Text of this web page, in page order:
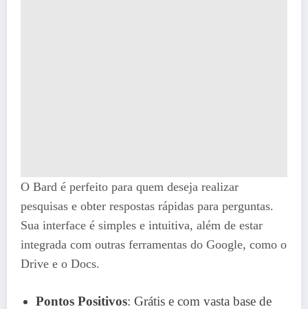
O Bard é perfeito para quem deseja realizar
pesquisas e obter respostas rápidas para perguntas.
Sua interface é simples e intuitiva, além de estar
integrada com outras ferramentas do Google, como o
Drive e o Docs.
Pontos Positivos: Grátis e com vasta base de